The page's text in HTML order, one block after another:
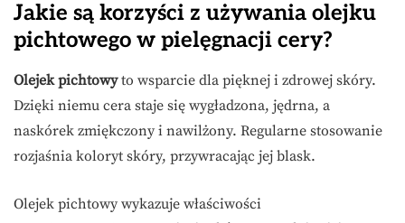
Jakie są korzyści z używania olejku
pichtowego w pielęgnacji cery?
Olejek pichtowyto wsparcie dla pięknej i zdrowej skóry.
Dzięki niemu cera staje się wygładzona, jędrna, a
naskórek zmiękczony i nawilżony. Regularne stosowanie
rozjaśnia koloryt skóry, przywracając jej blask.
Olejek pichtowy wykazuje właściwości